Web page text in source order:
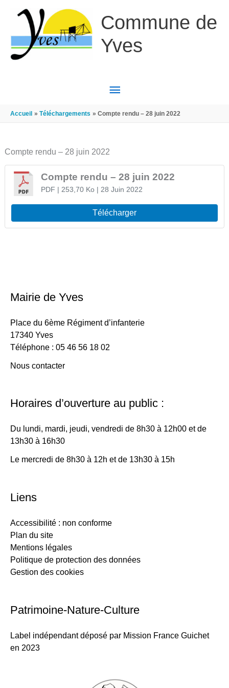
Commune de
Yves
MENU
PRINCIPAL
Accueil Téléchargements Compte rendu – 28 juin 2022
Compte rendu – 28 juin 2022
Compte rendu – 28 juin 2022
PDF | 253,70 Ko| 28 Juin 2022
Télécharger
Mairie de Yves
Place du 6ème Régiment d’infanterie
17340 Yves
Téléphone : 05 46 56 18 02
Nous contacter
Horaires d’ouverture au public :
Du lundi, mardi, jeudi, vendredi de 8h30 à 12h00 et de
13h30 à 16h30
Le mercredi de 8h30 à 12h et de 13h30 à 15h
Liens
Accessibilité : non conforme
Plan du site
Mentions légales
Politique de protection des données
Gestion des cookies
Patrimoine-Nature-Culture
Label indépendant déposé par Mission France Guichet
en 2023